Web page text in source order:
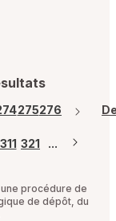
275276
311 321 ...
procédure de
de dépôt, du